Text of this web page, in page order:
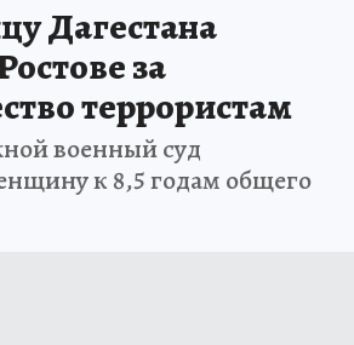
Дагестана
за
террористам
военный суд
к 8,5 годам общего